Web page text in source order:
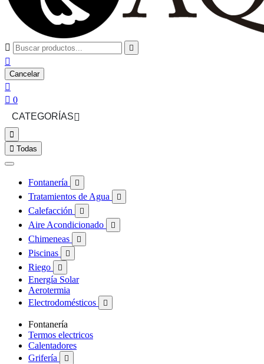
 

Cancelar

 0
CATEGORÍAS

 Todas
Fontanería 
Tratamientos de Agua 
Calefacción 
Aire Acondicionado 
Chimeneas 
Piscinas 
Riego 
Energía Solar
Aerotermia
Electrodomésticos

Fontanería
Termos electricos
Calentadores
Grifería
